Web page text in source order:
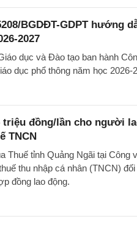
BGDĐT-GDPT hướng
2027
dục và Đào tạo ban hành
dục phổ thông năm học 2026-
triệu đồng/lần cho người
TNCN
Thuế tỉnh Quảng Ngãi tại Công
thu nhập cá nhân (TNCN)
đồng lao động.